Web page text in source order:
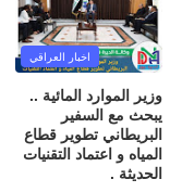
اخبار العراقي
وزير الموارد المائية ..
يبحث مع السفير
البريطاني تطوير قطاع
المياه و اعتماد التقنيات
الحديثة .